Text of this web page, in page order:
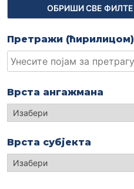
Претражи (ћирилицом)
Врста ангажмана
Изабери
Врста субјекта
Изабери